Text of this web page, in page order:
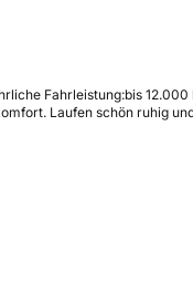
Fahrleistung:bis
Laufen schön ruhig